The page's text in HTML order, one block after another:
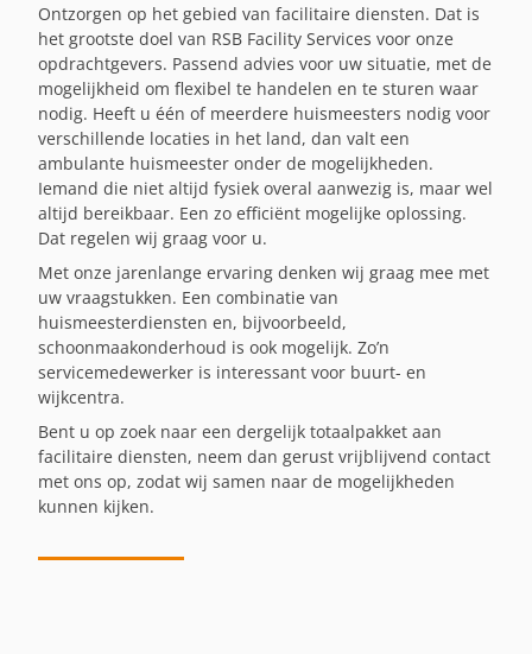
Ontzorgen op het gebied van facilitaire diensten. Dat is
het grootste doel van RSB Facility Services voor onze
opdrachtgevers. Passend advies voor uw situatie, met de
mogelijkheid om flexibel te handelen en te sturen waar
nodig. Heeft u één of meerdere huismeesters nodig voor
verschillende locaties in het land, dan valt een
ambulante huismeester onder de mogelijkheden.
Iemand die niet altijd fysiek overal aanwezig is, maar wel
altijd bereikbaar. Een zo efficiënt mogelijke oplossing.
Dat regelen wij graag voor u.
Met onze jarenlange ervaring denken wij graag mee met
uw vraagstukken. Een combinatie van
huismeesterdiensten en, bijvoorbeeld,
schoonmaakonderhoud is ook mogelijk. Zo’n
servicemedewerker is interessant voor buurt- en
wijkcentra.
Bent u op zoek naar een dergelijk totaalpakket aan
facilitaire diensten, neem dan gerust vrijblijvend contact
met ons op, zodat wij samen naar de mogelijkheden
kunnen kijken.